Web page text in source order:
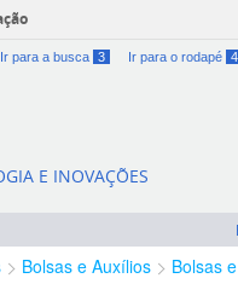
Ir para a busca 3 Ir para o rodapé 4
E INOVAÇÕES
Bolsas e Auxílios Bolsas